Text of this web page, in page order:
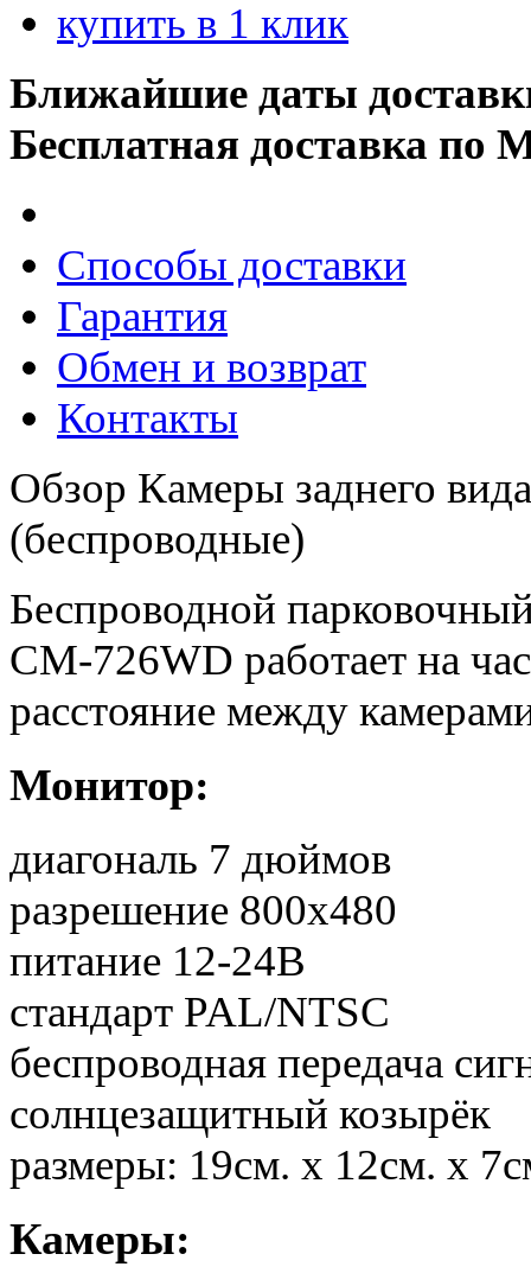
купить в 1 клик
Ближайшие даты
Бесплатная доставка по
Способы доставки
Гарантия
Обмен и возврат
Контакты
Обзор Камеры заднего
(беспроводные)
Беспроводной
CM-726WD работает на
расстояние между
Монитор:
диагональ 7 дюймов
разрешение 800х480
питание 12-24В
стандарт PAL/NTSC
беспроводная передача
солнцезащитный козырёк
размеры: 19см. х 12см. х
Камеры: